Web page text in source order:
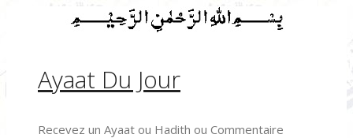
Ayaat Du Jour
Recevez un Ayaat ou Hadith ou Commentaire